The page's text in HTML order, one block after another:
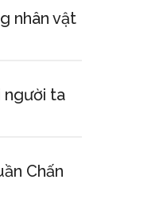
nhân vật
người ta
Chấn